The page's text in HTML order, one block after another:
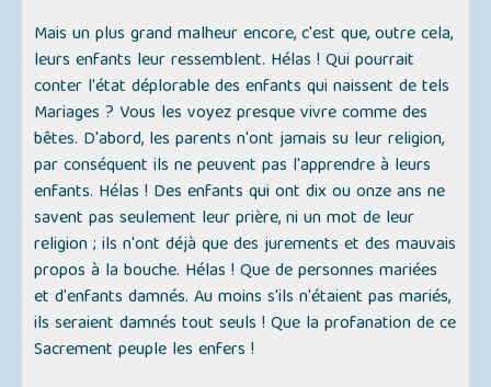
Mais un plus grand malheur encore, c'est que, outre cela,
leurs enfants leur ressemblent. Hélas ! Qui pourrait
conter l'état déplorable des enfants qui naissent de tels
Mariages ? Vous les voyez presque vivre comme des
bêtes. D'abord, les parents n'ont jamais su leur religion,
par conséquent ils ne peuvent pas l'apprendre à leurs
enfants. Hélas ! Des enfants qui ont dix ou onze ans ne
savent pas seulement leur prière, ni un mot de leur
religion ; ils n'ont déjà que des jurements et des mauvais
propos à la bouche. Hélas ! Que de personnes mariées
et d'enfants damnés. Au moins s'ils n'étaient pas mariés,
ils seraient damnés tout seuls ! Que la profanation de ce
Sacrement peuple les enfers !